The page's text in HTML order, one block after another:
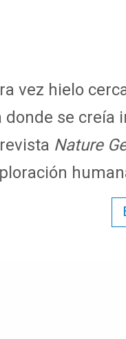
vez hielo
donde se creía
Nature